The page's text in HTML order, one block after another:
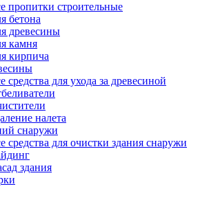
пропитки строительные
бетона
древесины
камня
кирпича
средства для ухода за древесиной
налета
снаружи
средства для очистки здания снаружи
здания